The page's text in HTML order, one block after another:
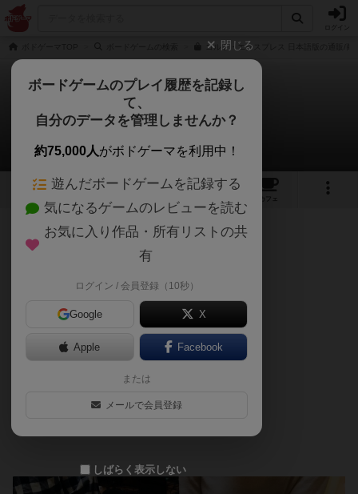
コルト・エクスプレス 日本語版の通販/商
コルトエクスプレス
YONさんのレビュー
12 2 20
カフェ
349名 5名 0 8年以上前
とにかくコンポーネントが最高です。
汽車です。
サボテンもある。
閉じる
ボードゲームのプレイ履歴を記録し
て、
自分のデータを管理しませんか？
約75,000人がボドゲーマを利用中！
遊んだボードゲームを記録する
気になるゲームのレビューを読む
お気に入り作品・所有リストの共
有
ログイン / 会員登録（10秒）
Google X
Apple Facebook
または
メールで会員登録
しばらく表示しない